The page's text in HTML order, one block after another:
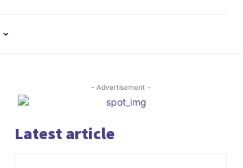
- Advertisement -
Latest article